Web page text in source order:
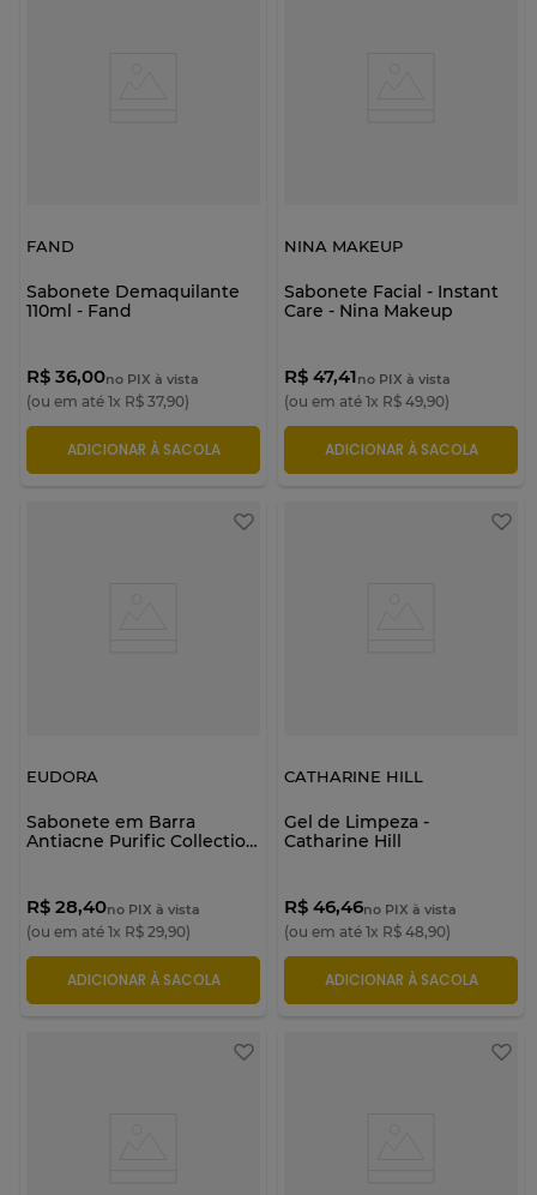
FAND
Sabonete Demaquilante
110ml - Fand
R$ 36,00no PIX à vista
(ou em até 1x R$ 37,90)
ADICIONAR À SACOLA
NINA MAKEUP
Sabonete Facial - Instant
Care - Nina Makeup
R$ 47,41no PIX à vista
(ou em até 1x R$ 49,90)
ADICIONAR À SACOLA
EUDORA
Sabonete em Barra
Antiacne Purific Collection
R$ 28,40no PIX à vista
(ou em até 1x R$ 29,90)
ADICIONAR À SACOLA
CATHARINE HILL
Gel de Limpeza -
Catharine Hill
R$ 46,46no PIX à vista
(ou em até 1x R$ 48,90)
ADICIONAR À SACOLA